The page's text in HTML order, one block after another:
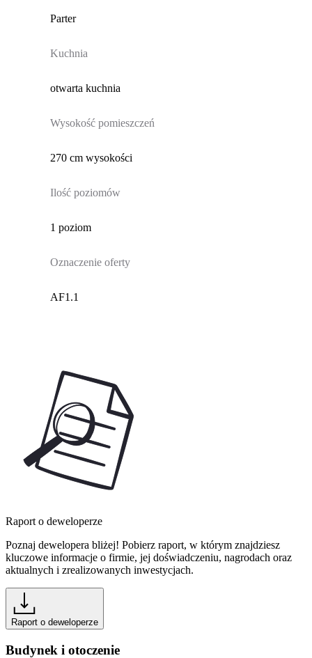
Parter
Kuchnia
otwarta kuchnia
Wysokość pomieszczeń
270 cm wysokości
Ilość poziomów
1 poziom
Oznaczenie oferty
AF1.1
Raport o deweloperze
Poznaj dewelopera bliżej! Pobierz raport, w którym znajdziesz
kluczowe informacje o firmie, jej doświadczeniu, nagrodach oraz
aktualnych i zrealizowanych inwestycjach.
Raport o deweloperze
Budynek i otoczenie